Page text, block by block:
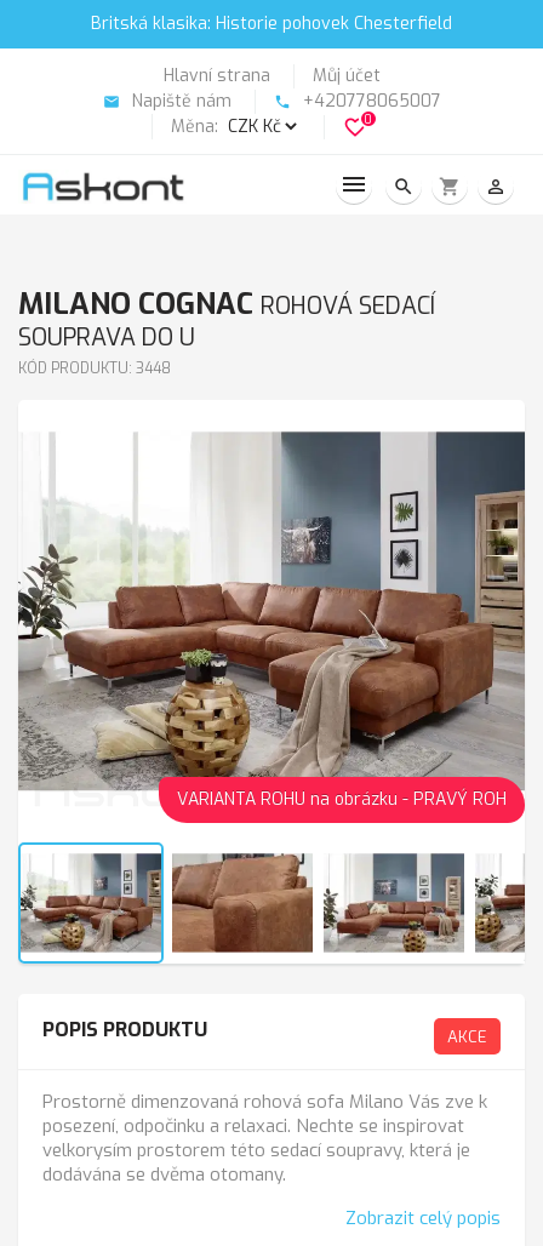
Britská klasika: Historie pohovek Chesterfield
Hlavní strana Můj účet
email Napiště nám phone
+420778065007
Měna:
favorite_border0
search shopping_cart person_outline
MILANO COGNAC ROHOVÁ SEDACÍ
SOUPRAVA DO U
KÓD PRODUKTU: 3448
VARIANTA ROHU na obrázku - PRAVÝ ROH
POPIS PRODUKTU AKCE
Prostorně dimenzovaná rohová sofa Milano Vás zve k
posezení, odpočinku a relaxaci. Nechte se inspirovat
velkorysím prostorem této sedací soupravy, která je
dodávána se dvěma otomany.
Zobrazit celý popis